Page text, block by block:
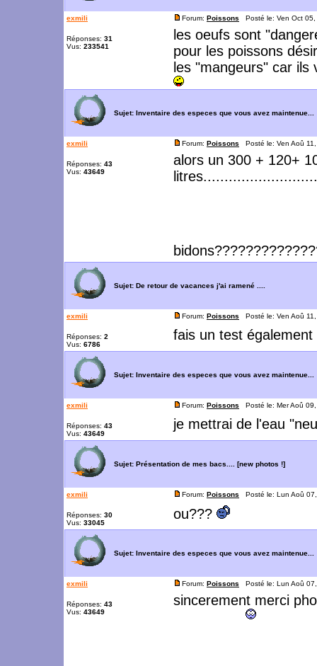
exmili
Réponses: 31
Vus: 233541
Forum: Poissons Posté le: Ven Oct
les oeufs sont
pour les poissons
les "mangeurs" car
Sujet: Inventaire des especes que vous avez maintenue...
exmili
Réponses: 43
Vus: 43649
Forum: Poissons Posté le: Ven Aoû
alors un 300 + 120+
Sujet: De retour de vacances j'ai ramené ....
exmili
Réponses: 2
Vus: 6786
Forum: Poissons Posté le: Ven Aoû
fais un test
Sujet: Inventaire des especes que vous avez maintenue...
exmili
Réponses: 43
Vus: 43649
Forum: Poissons Posté le: Mer Aoû
je mettrai de l'eau
Sujet: Présentation de mes bacs.... [new photos !]
exmili
Réponses: 30
Vus: 33045
Forum: Poissons Posté le: Lun Aoû
ou???
Sujet: Inventaire des especes que vous avez maintenue...
exmili
Réponses: 43
Vus: 43649
Forum: Poissons Posté le: Lun Aoû
sincerement merci